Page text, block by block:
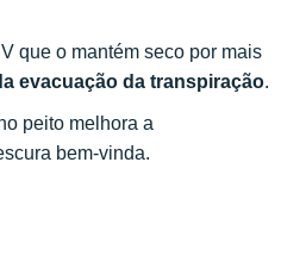
que o mantém seco por mais
evacuação da transpiração.
peito melhora a
bem-vinda.